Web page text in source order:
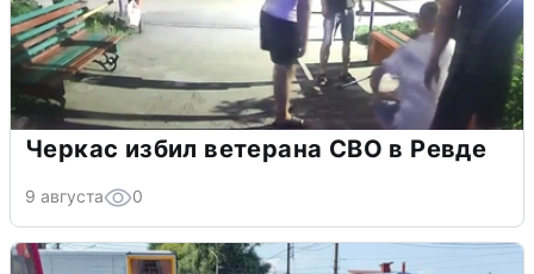
Черкас избил ветерана СВО в Ревде
9 августа 0